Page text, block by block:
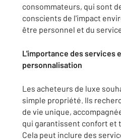
consommateurs, qui sont
conscients de l'impact
être personnel et du
L'importance des services
personnalisation
Les acheteurs de luxe
simple propriété. Ils
de vie unique,
qui garantissent confort et
Cela peut inclure des